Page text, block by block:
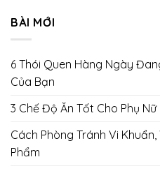
BÀI MỚI
6 Thói Quen Hàng Ngày
Của Bạn
3 Chế Độ Ăn Tốt Cho Phụ Nữ
Cách Phòng Tránh Vi
Phẩm